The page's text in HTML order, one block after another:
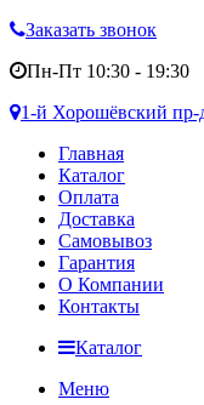
Заказать звонок
Пн-Пт 10:30 - 19:30
1-й Хорошёвский пр-
Главная
Каталог
Оплата
Доставка
Самовывоз
Гарантия
О Компании
Контакты
Каталог
Меню